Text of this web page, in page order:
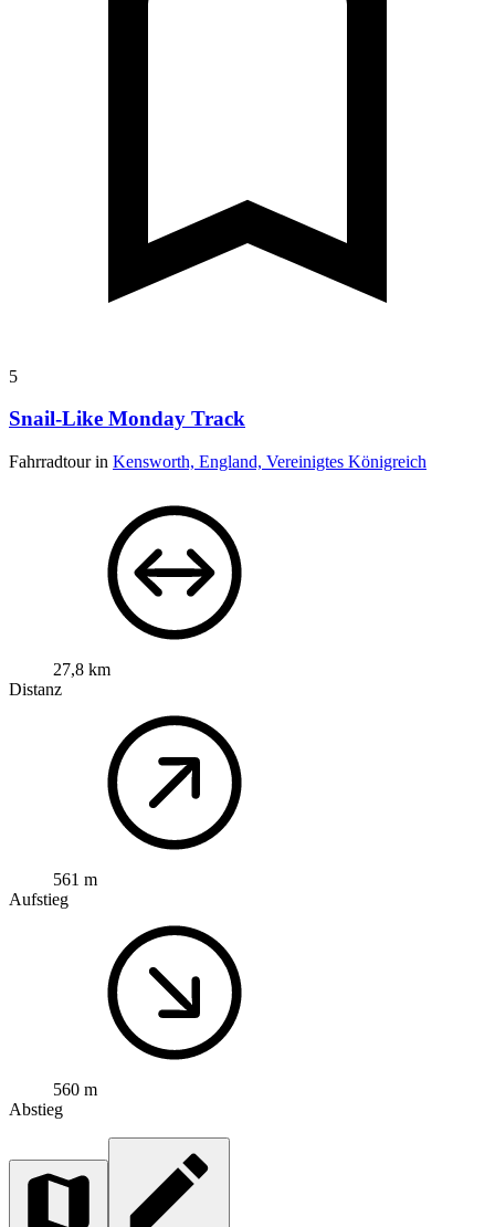
5
Snail-Like Monday Track
Fahrradtour in Kensworth, England, Vereinigtes Königreich
27,8 km
Distanz
561 m
Aufstieg
560 m
Abstieg